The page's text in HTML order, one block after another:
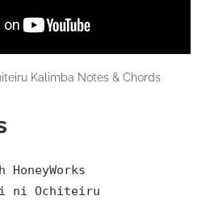
Kalimba Notes & Chords
ni Ochiteiru